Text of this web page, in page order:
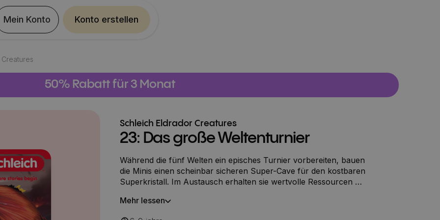
Mein Konto Konto erstellen
50% Rabatt für 3 Monat
Schleich Eldrador Creatures
23: Das große Weltenturnier
Während die fünf Welten ein episches Turnier vorbereiten, bauen
die Minis einen scheinbar sicheren Super-Cave für den kostbaren
Superkristall. Im Austausch erhalten sie wertvolle Ressourcen –
Lavawelt wird fertiggestellt, der Wettkampf beginnt. Während
Mehr lessen